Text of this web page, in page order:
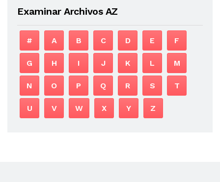
Examinar Archivos AZ
# A B C D E F
G H I J K L M
N O P Q R S T
U V W X Y Z